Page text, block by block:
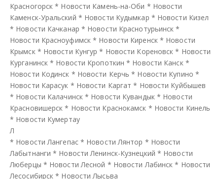
Красногорск * Новости Камень-на-Оби * Новости
Каменск-Уральский * Новости Кудымкар * Новости Кизел
* Новости Качканар * Новости Краснотурьинск *
Новости Красноуфимск * Новости Киренск* Новости
Крымск* Новости Кунгур * Новости Кореновск * Новости
Курганинск * Новости Кропоткин * Новости Канск*
Новости Кодинск * Новости Керчь * Новости Купино *
Новости Карасук * Новости Каргат * Новости Куйбышев
* Новости Калачинск* Новости Кувандык* Новости
Красновишерск * Новости Краснокамск * Новости Кинель
* Новости Кумертау
Л
* Новости Лангепас* Новости Лянтор * Новости
Лабытнанги * Новости Ленинск-Кузнецкий * Новости
Люберцы * Новости Лесной * Новости Лабинск * Новости
Лесосибирск * Новости Лысьва